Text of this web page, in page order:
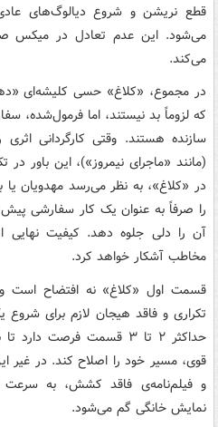
قطع نریشن و شروع دیالوگ‌های
می‌شود. این عدم تعادل در میکس
می‌کند.
در مجموع، «کلاغ» حسی کلیشه‌ای
که لزوماً بد نیستند، اما فرمول‌شده،
سازنده هستند. وقتی کارگردانی
(مانند «ماجرای نیمروز»)، این باور
در «کلاغ»، به نظر می‌رسد مهدویان یا
را صرفاً به عنوان یک کار سفارشی
آن را دلی جلوه دهد. کیفیت نهایی
مخاطب آشکار خواهد کرد.
قسمت اول «کلاغ» نه افتضاح است و
تکراری و فاقد هیجان لازم برای
حداکثر ۲ تا ۳ قسمت فرصت
قوی، مسیر خود را اصلاح کند. در غیر
و فیلم‌نامه‌ی فاقد کشش، به سرعت
نمایش خانگی گم می‌شود.